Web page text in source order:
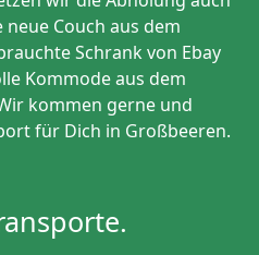
Couch aus dem
Schrank von Ebay
Kommode aus dem
kommen gerne und
für Dich in Großbeeren.